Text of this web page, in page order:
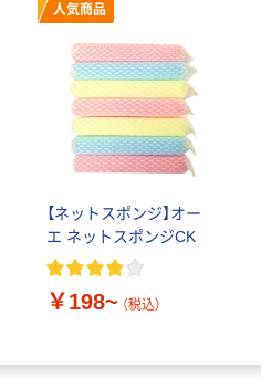
人気商品
【ネットスポンジ】オー
エ ネットスポンジCK
￥198~ （税込）